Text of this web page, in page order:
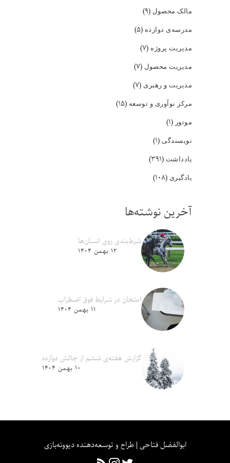
مالک محصول (۹)
مدرسه‌ی دوازده (۵)
مدیریت پروژه (۷)
مدیریت محصول (۷)
مدیریت و رهبری (۷)
مرکز نوآوری و توسعه (۱۵)
موتور(۱)
نویسندگی (۱)
یادداشت (۳۹۱)
یادگیری (۱۰۸)
آخرین نوشته‌ها
شرط‌بندی روی انسان‌ها
۱۲ بهمن ۱۴۰۴
امتحان در شرایط فوق اضطراب
۱۱ بهمن ۱۴۰۴
گزارش هفته‌ی ششم از چالش دوازده
۱۰ بهمن ۱۴۰۴
ابوالفضل فتاحی | طراح و توسعه‌دهنده دیوونه‌بازی